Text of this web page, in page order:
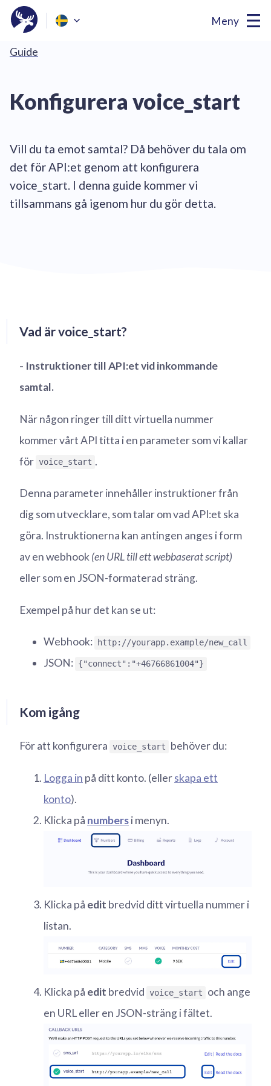
Meny
Guide
Konfigurera voice_start
Vill du ta emot samtal? Då behöver du tala om
det för API:et genom att konfigurera
voice_start. I denna guide kommer vi
tillsammans gå igenom hur du gör detta.
Vad är voice_start?
- Instruktioner till API:et vid inkommande
samtal.
När någon ringer till ditt virtuella nummer
kommer vårt API titta i en parameter som vi kallar
för voice_start .
Denna parameter innehåller instruktioner från
dig som utvecklare, som talar om vad API:et ska
göra. Instruktionerna kan antingen anges i form
av en webhook(en URL till ett webbaserat script)
eller som en JSON-formaterad sträng.
Exempel på hur det kan se ut:
Webhook: http://yourapp.example/new_call
JSON: {"connect":"+46766861004"}
Kom igång
För att konfigurera voice_start behöver du:
Logga in på ditt konto. (ellerskapa ett
konto).
Klicka på numbersi menyn.
Klicka på edit bredvid ditt virtuella nummer i
listan.
Klicka på edit bredvid voice_start
och ange
en URL eller en JSON-sträng i fältet.